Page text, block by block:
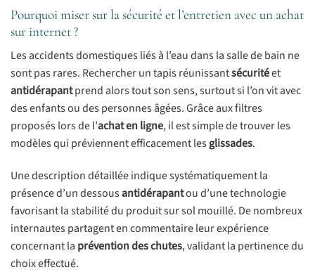
Pourquoi miser sur la sécurité et l’entretien avec un achat
sur internet ?
Les accidents domestiques liés à l’eau dans la salle de bain ne
sont pas rares. Rechercher un tapis réunissantsécuritéet
antidérapantprend alors tout son sens, surtout si l’on vit avec
des enfants ou des personnes âgées. Grâce aux filtres
proposés lors de l’achat en ligne, il est simple de trouver les
modèles qui préviennent efficacement lesglissades.
Une description détaillée indique systématiquement la
présence d’un dessousantidérapantou d’une technologie
favorisant la stabilité du produit sur sol mouillé. De nombreux
internautes partagent en commentaire leur expérience
concernant la prévention des chutes, validant la pertinence du
choix effectué.